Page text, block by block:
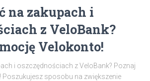
na zakupach i
z VeloBank?
Velokonto!
i oszczędnościach z VeloBank? Poznaj
sposobu na zwiększenie